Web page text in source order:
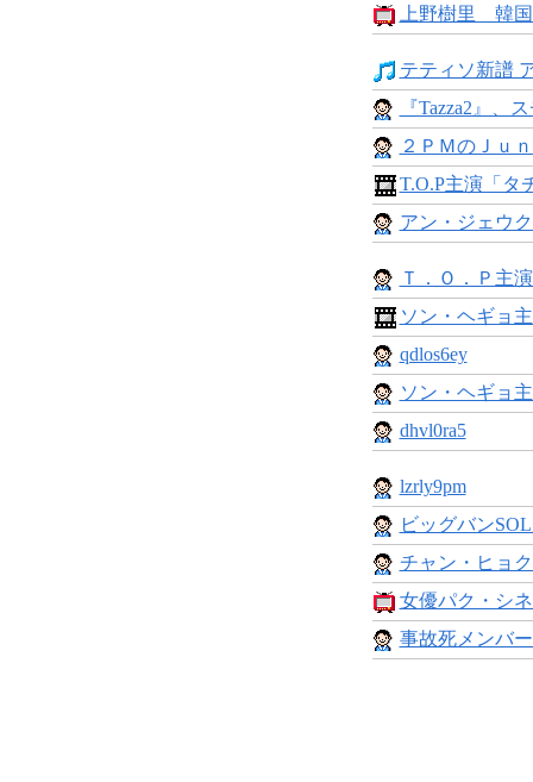
上野樹里 韓
テティソ新譜
『Tazza2』、
２ＰＭのＪｕ
T.O.P主演「タ
アン・ジェウ
Ｔ．Ｏ．Ｐ主
ソン・ヘギョ
qdlos6ey
ソン・ヘギョ
dhvl0ra5
lzrly9pm
ビッグバン
チャン・ヒョ
女優パク・シ
事故死メンバ